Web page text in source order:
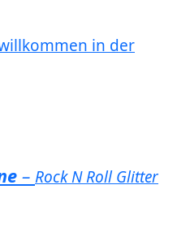
in der
– Rock N Roll Glitter